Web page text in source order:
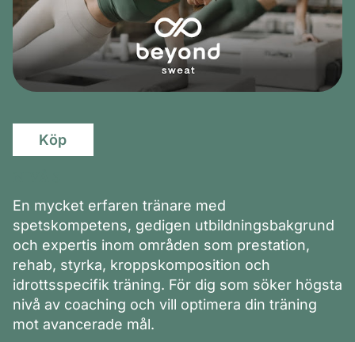
Köp
En mycket erfaren tränare med
spetskompetens, gedigen utbildningsbakgrund
och expertis inom områden som prestation,
rehab, styrka, kroppskomposition och
idrottsspecifik träning. För dig som söker högsta
nivå av coaching och vill optimera din träning
mot avancerade mål.